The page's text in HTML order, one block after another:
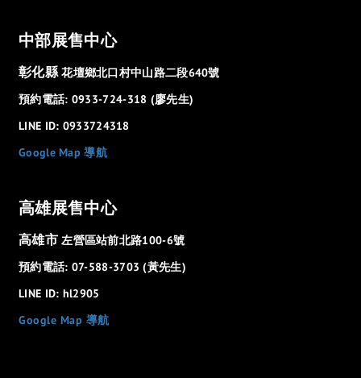
中部展售中心
彰化縣花壇鄉北口村中山路二段640號
預約電話: 0933-724-318 (廖先生)
LINE ID: 0933724318
Google Map 導航
高雄展售中心
高雄市左營區站前北路100-6號
預約電話: 07-588-3703 (黃先生)
LINE ID: hl2905
Google Map 導航